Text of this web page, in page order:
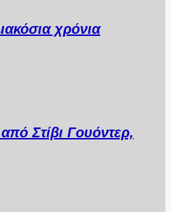
χρόνια
Στίβι Γουόντερ,